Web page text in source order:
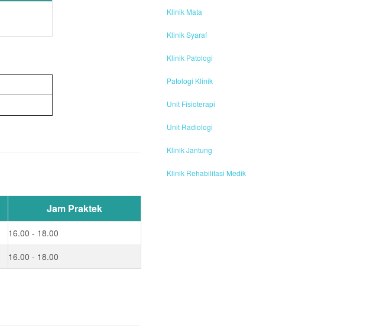
Jam Praktek
16.00 - 18.00
16.00 - 18.00
Klinik Mata
Klinik Syaraf
Klinik Patologi
Patologi Klinik
Unit Fisioterapi
Unit Radiologi
Klinik Jantung
Klinik Rehabilitasi Medik